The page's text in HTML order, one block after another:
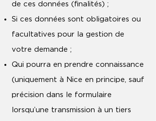
de ces données (finalités) ;
Si ces données sont obligatoires ou
facultatives pour la gestion de
votre demande ;
Qui pourra en prendre connaissance
(uniquement à Nice en principe, sauf
précision dans le formulaire
lorsqu’une transmission à un tiers